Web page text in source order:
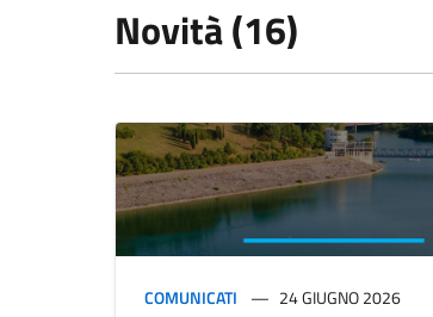
Novità (16)
COMUNICATI 24 GIUGNO 2026